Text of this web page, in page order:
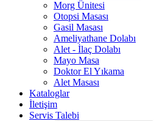
Morg Ünitesi
Otopsi Masası
Gasil Masası
Ameliyathane Dolabı
Alet - İlaç Dolabı
Mayo Masa
Doktor El Yıkama
Alet Masası
Kataloglar
İletişim
Servis Talebi